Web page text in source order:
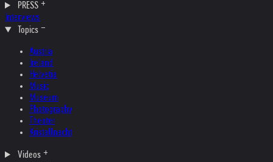
PRESS
Interviews
Topics
Austria
Ireland
Helvetia
Music
Museum
Photography
Theater
Kristallnacht
Videos